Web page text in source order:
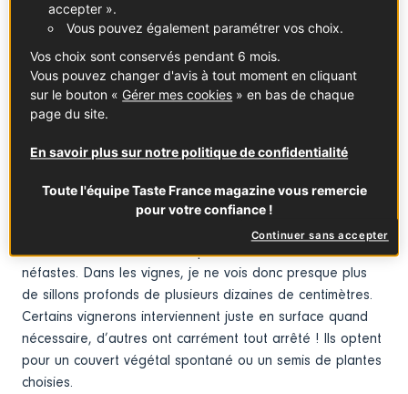
lien avec le terroir… Les objectifs de cette pratique des
beaux jours consistant à retourner la terre à l’aide d’une
bêche, d’une charrue. Aérer les sols et gérer une
végétation qui fait parfois trop concurrence à la vigne.
Aujourd’hui, ces problématiques existent toujours mais, le
labour n’est plus érigé en religion. Du Muscadet à l’Alsace
de doutes dans la bouche même des vignerons.
Leurs arguments ? Le labour, trop appuyé, casserait la
structure et le fonctionnement des sols, tuerait les êtres
vivants, comme les précieux vers... Il exposerait aussi la
terre à des montées de température très brutales et
néfastes. Dans les vignes, je ne vois donc presque plus
de sillons profonds de plusieurs dizaines de centimètres.
Certains vignerons interviennent juste en surface quand
nécessaire, d’autres ont carrément tout arrêté ! Ils optent
pour un couvert végétal spontané ou un semis de plantes
choisies.
accepter ».
Vous pouvez également paramétrer vos choix.
Vos choix sont conservés pendant 6 mois.
Vous pouvez changer d'avis à tout moment en cliquant
sur le bouton « Gérer mes cookies » en bas de chaque
page du site.
En savoir plus sur notre politique de confidentialité
Toute l'équipe Taste France magazine vous remercie
pour votre confiance !
Continuer sans accepter